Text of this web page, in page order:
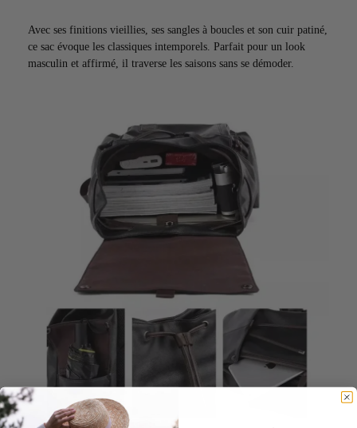
Avec ses finitions vieillies, ses sangles à boucles et son cuir patiné,
ce sac évoque les classiques intemporels. Parfait pour un look
masculin et affirmé, il traverse les saisons sans se démoder.